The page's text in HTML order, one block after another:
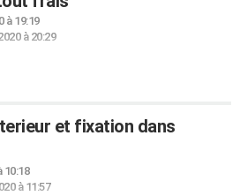
à 19:19
à 20:29
et fixation dans
10:18
à 11:57